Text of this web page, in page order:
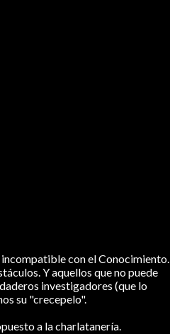
incompatible con el Conocimiento.
Y aquellos que no puede
investigadores (que lo
su "crecepelo".
a la charlatanería.